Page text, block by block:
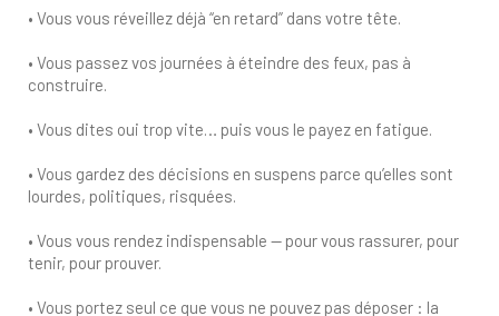
• Vous vous réveillez déjà “en retard” dans votre tête.
• Vous passez vos journées à éteindre des feux, pas à
construire.
• Vous dites oui trop vite… puis vous le payez en fatigue.
• Vous gardez des décisions en suspens parce qu’elles sont
lourdes, politiques, risquées.
• Vous vous rendez indispensable — pour vous rassurer, pour
tenir, pour prouver.
• Vous portez seul ce que vous ne pouvez pas déposer : la